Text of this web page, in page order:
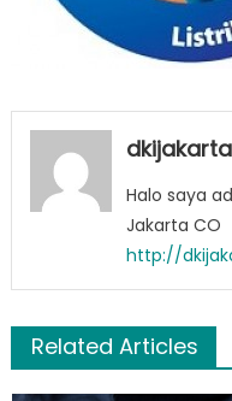
dkijakarta
Halo saya
Jakarta CO
http://
Related Articles